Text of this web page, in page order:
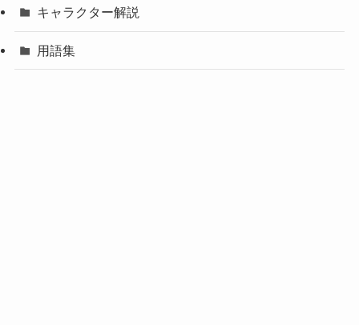
キャラクター解説
用語集